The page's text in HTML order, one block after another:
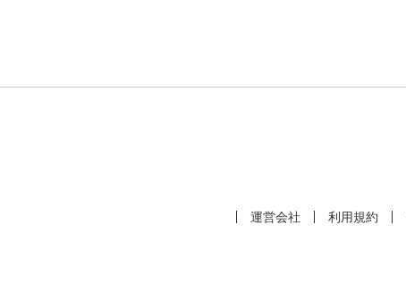
運営会社 利用規約